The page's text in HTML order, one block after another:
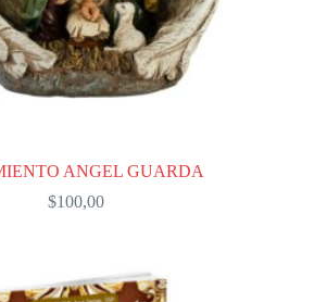
ANGEL GUARDA
$100,00